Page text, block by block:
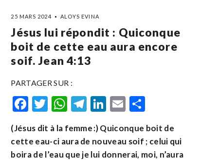
25 MARS 2024 ALOYS EVINA
Jésus lui répondit : Quiconque
boit de cette eau aura encore
soif. Jean 4:13
PARTAGER SUR :
Facebook
Twitter
WhatsApp
Telegram
LinkedIn
Email
(Jésus dit à la femme :) Quiconque boit de
cette eau-ci aura de nouveau soif ; celui qui
boira de l’eau que je lui donnerai, moi, n’aura